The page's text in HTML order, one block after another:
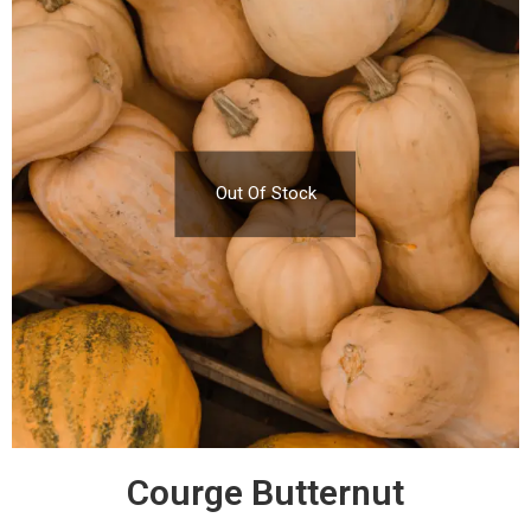
Out Of Stock
Courge Butternut